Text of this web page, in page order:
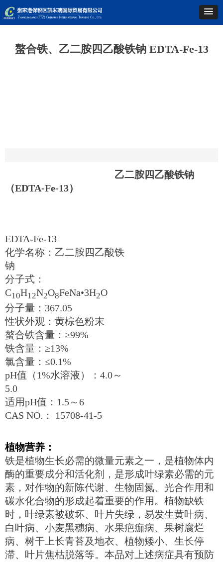
螯合铁、乙二胺四乙酸铁钠 EDTA-Fe-13
乙二胺四乙酸铁钠
（EDTA-Fe-13）
EDTA-Fe-13
化学名称：乙二胺四乙酸铁
钠
分子式：
C10H12N2O8FeNa•3H2O
分子量：367.05
性状外观：黄棕色粉末
螯合铁含量：≥99%
铁含量：≥13%
氯含量：≤0.1%
pH值（1%水溶液）：4.0～
5.0
适用pH值：1.5～6
CAS NO.： 15708-41-5
植物营养：
铁是植物生长必需的微量元素之一，是植物体内
酶的重要成分和活化剂，是形成叶绿素必需的元
素，对作物的新陈代谢、生物固氮、光合作用和
碳水化合物的形成起着重要的作用。植物缺铁
时，叶绿素被破坏、叶片失绿，易发生黄叶病、
白叶病、小麦黑穗病、水果疤痂病、果树腐烂
病、树干上长青苔及地衣、植物矮小、生长停
滞、叶片焦枯脱落等。本品对上述病症具有预防